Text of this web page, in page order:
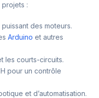
:
des moteurs.
Arduino et autres
les courts-circuits.
pour un contrôle
et d’automatisation.